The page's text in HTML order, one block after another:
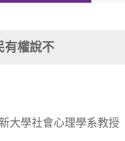
有權說不
大學社會心理學系教授